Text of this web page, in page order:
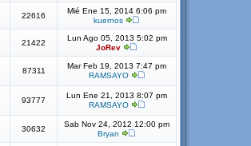
22616
Mié Ene 15, 2014 6:06 pm
kuernos
21422
Lun Ago 05, 2013 5:02 pm
JoRev
87311
Mar Feb 19, 2013 7:47 pm
RAMSAYO
93777
Lun Ene 21, 2013 8:07 pm
RAMSAYO
30632
Sab Nov 24, 2012 12:00 pm
Bryan